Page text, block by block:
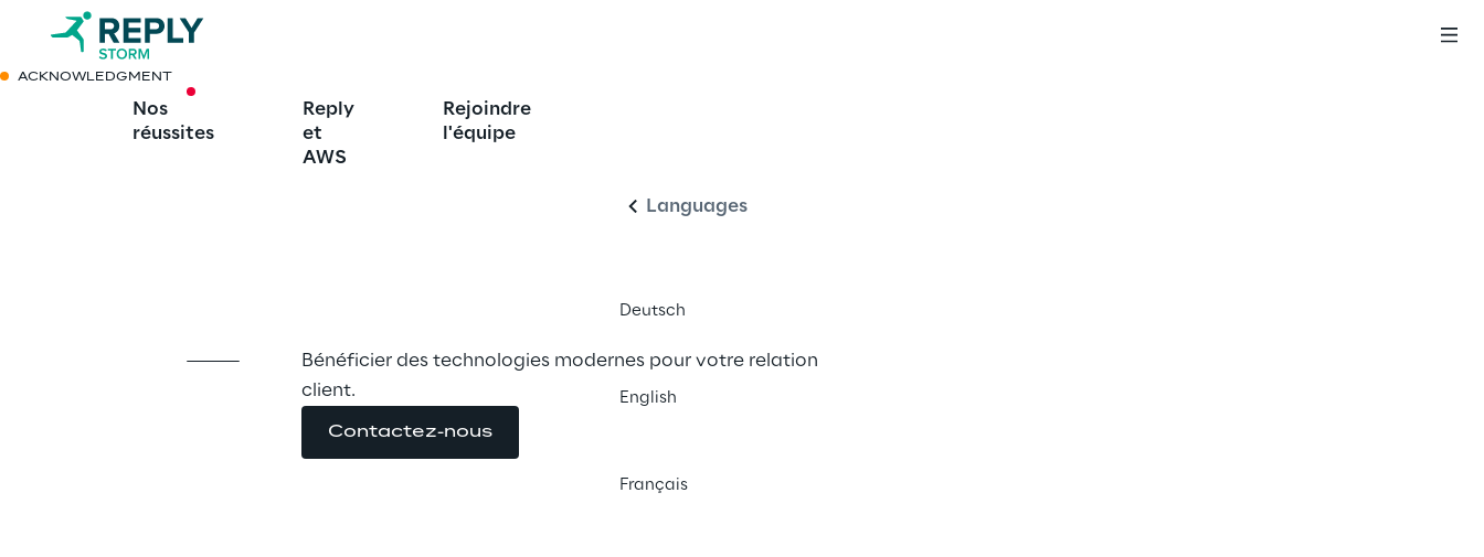
Nos
réussites
Reply
et
AWS
Rejoindre
l'équipe
Languages
Deutsch
English
Français
ACKNOWLEDGMENT
Amazon Connect : Votre Centre de
Contact Cloud Omnicanal
Bénéficier des technologies modernes pour votre relation
client.
Contactez-nous